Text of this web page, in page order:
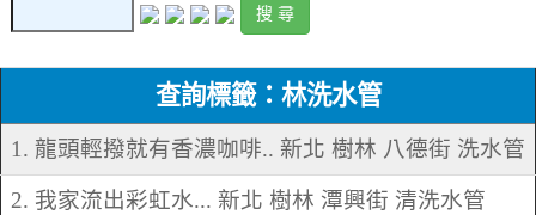
查詢標籤：林洗水管
1. 龍頭輕撥就有香濃咖啡.. 新北 樹林 八德街 洗水管
2. 我家流出彩虹水... 新北 樹林 潭興街 清洗水管